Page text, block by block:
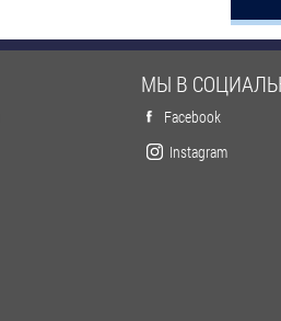
МЫ В
Facebook
Instagram